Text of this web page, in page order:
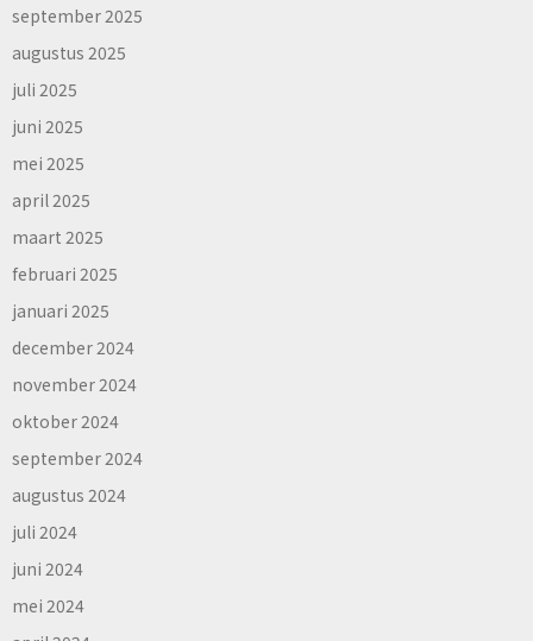
september 2025
augustus 2025
juli 2025
juni 2025
mei 2025
april 2025
maart 2025
februari 2025
januari 2025
december 2024
november 2024
oktober 2024
september 2024
augustus 2024
juli 2024
juni 2024
mei 2024